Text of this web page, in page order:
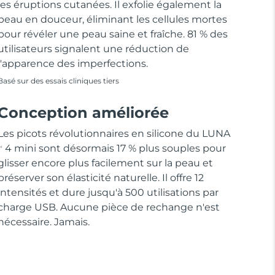
éruptions cutanées. Il exfolie également la
en douceur, éliminant les cellules mortes
révéler une peau saine et fraîche. 81 % des
signalent une réduction de
des imperfections.
sur des essais cliniques tiers
améliorée
picots révolutionnaires en silicone du LUNA
4 mini sont désormais 17 % plus souples pour
encore plus facilement sur la peau et
son élasticité naturelle. Il offre 12
et dure jusqu'à 500 utilisations par
USB. Aucune pièce de rechange n'est
Jamais.